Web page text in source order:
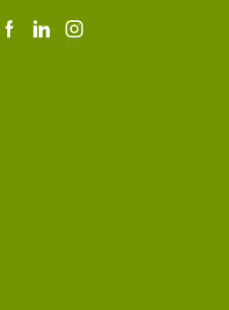
FacebookLinkedInInstagram